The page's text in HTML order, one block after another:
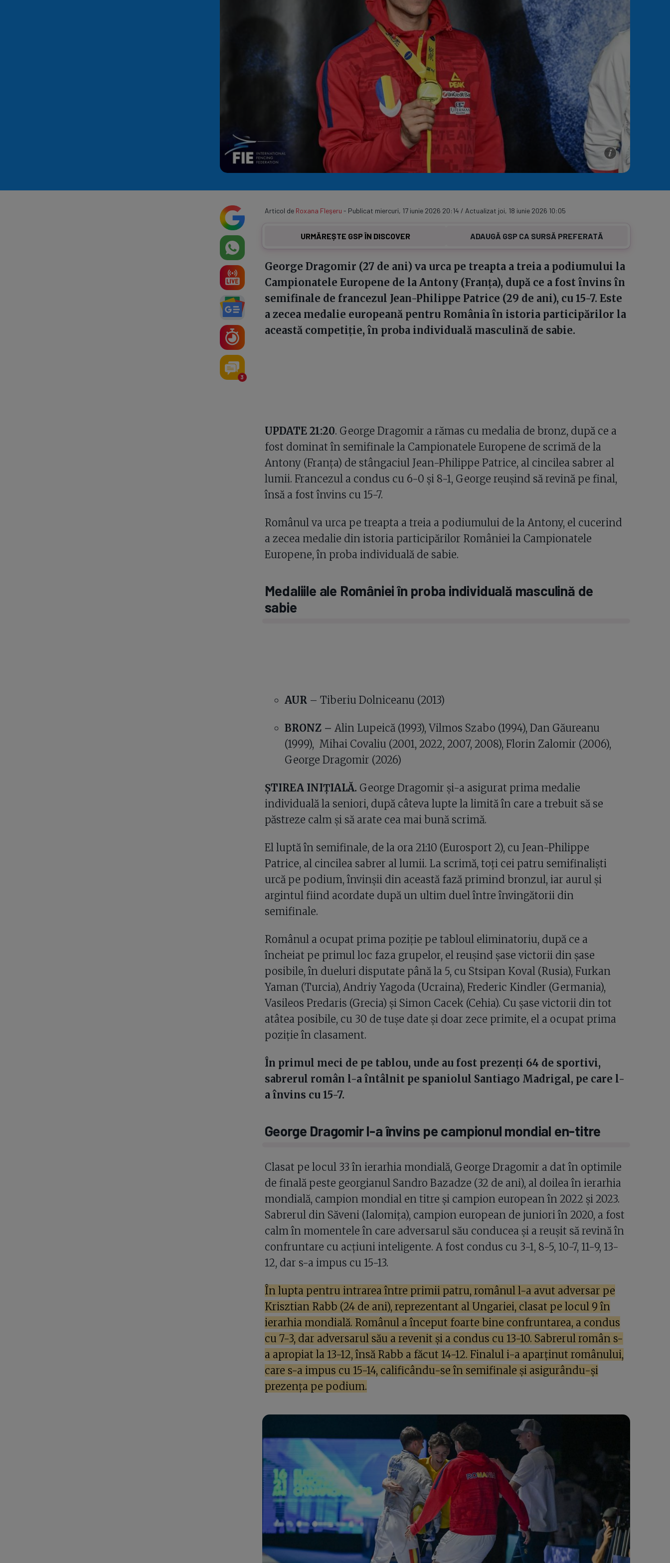
Serie A
Echipe
Program TV
3
Articol de Roxana Fleşeru - Publicat miercuri, 17 iunie 2026 20:14 / Actualizat joi, 18 iunie 2026 10:05
URMĂREȘTE GSP ÎN DISCOVER ADAUGĂ GSP CA SURSĂ PREFERATĂ
George Dragomir (27 de ani) va urca pe treapta a treia a podiumului la
Campionatele Europene de la Antony (Franța), după ce a fost învins în
semifinale de francezul Jean-Philippe Patrice (29 de ani), cu 15-7. Este
a zecea medalie europeană pentru România în istoria participărilor la
această competiție, în proba individuală masculină de sabie.
UPDATE 21:20. George Dragomir a rămas cu medalia de bronz, după ce a
fost dominat în semifinale la Campionatele Europene de scrimă de la
Antony (Franța) de stângaciul Jean-Philippe Patrice, al cincilea sabrer al
lumii. Francezul a condus cu 6-0 și 8-1, George reușind să revină pe final,
însă a fost învins cu 15-7.
Românul va urca pe treapta a treia a podiumului de la Antony, el cucerind
a zecea medalie din istoria participărilor României la Campionatele
Europene, în proba individuală de sabie.
Medaliile ale României în proba individuală masculină de
sabie
AUR – Tiberiu Dolniceanu (2013)
BRONZ – Alin Lupeică (1993), Vilmos Szabo (1994), Dan Găureanu
(1999), Mihai Covaliu (2001, 2022, 2007, 2008), Florin Zalomir (2006),
George Dragomir (2026)
ȘTIREA INIȚIALĂ. George Dragomir și-a asigurat prima medalie
individuală la seniori, după câteva lupte la limită în care a trebuit să se
păstreze calm și să arate cea mai bună scrimă.
El luptă în semifinale, de la ora 21:10 (Eurosport 2), cu Jean-Philippe
Patrice, al cincilea sabrer al lumii. La scrimă, toți cei patru semifinaliști
urcă pe podium, învinșii din această fază primind bronzul, iar aurul și
argintul fiind acordate după un ultim duel între învingătorii din
semifinale.
Românul a ocupat prima poziție pe tabloul eliminatoriu, după ce a
încheiat pe primul loc faza grupelor, el reușind șase victorii din șase
posibile, în dueluri disputate până la 5, cu Stsipan Koval (Rusia), Furkan
Yaman (Turcia), Andriy Yagoda (Ucraina), Frederic Kindler (Germania),
Vasileos Predaris (Grecia) și Simon Cacek (Cehia). Cu șase victorii din tot
atâtea posibile, cu 30 de tușe date și doar zece primite, el a ocupat prima
poziție în clasament.
În primul meci de pe tablou, unde au fost prezenți 64 de sportivi,
sabrerul român l-a întâlnit pe spaniolul Santiago Madrigal, pe care l-
a învins cu 15-7.
George Dragomir l-a învins pe campionul mondial en-titre
Clasat pe locul 33 în ierarhia mondială, George Dragomir a dat în optimile
de finală peste georgianul Sandro Bazadze (32 de ani), al doilea în ierarhia
mondială, campion mondial en titre și campion european în 2022 și 2023.
Sabrerul din Săveni (Ialomița), campion european de juniori în 2020, a fost
calm în momentele în care adversarul său conducea și a reușit să revină în
confruntare cu acțiuni inteligente. A fost condus cu 3-1, 8-5, 10-7, 11-9, 13-
12, dar s-a impus cu 15-13.
În lupta pentru intrarea între primii patru, românul l-a avut adversar pe
Krisztian Rabb (24 de ani), reprezentant al Ungariei, clasat pe locul 9 în
ierarhia mondială. Românul a început foarte bine confruntarea, a condus
cu 7-3, dar adversarul său a revenit și a condus cu 13-10. Sabrerul român s-
a apropiat la 13-12, însă Rabb a făcut 14-12. Finalul i-a aparținut românului,
care s-a impus cu 15-14, calificându-se în semifinale și asigurându-și
prezența pe podium.